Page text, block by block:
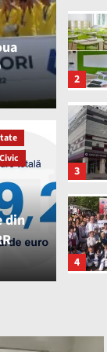
Politică şi
din
din
2
3
4